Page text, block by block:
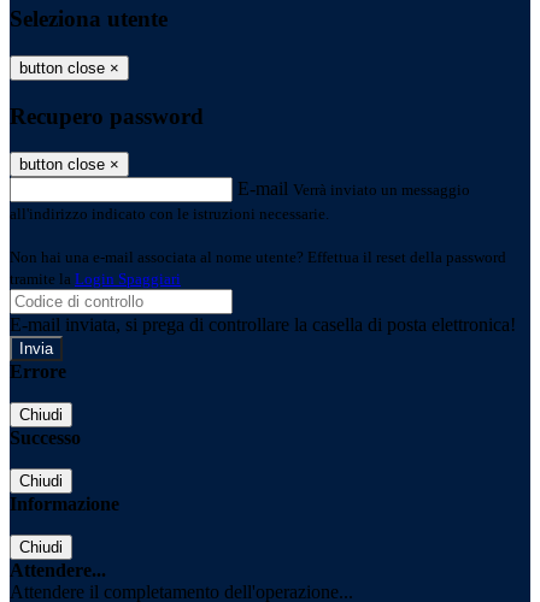
Seleziona utente
button close ×
Recupero password
button close ×
E-mail Verrà inviato un messaggio
all'indirizzo indicato con le istruzioni necessarie.
Non hai una e-mail associata al nome utente? Effettua il reset della password
tramite la Login Spaggiari
E-mail inviata, si prega di controllare la casella di posta elettronica!
Errore
Chiudi
Successo
Chiudi
Informazione
Chiudi
Attendere...
Attendere il completamento dell'operazione...